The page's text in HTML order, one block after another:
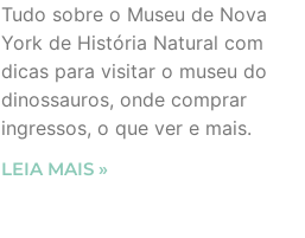
Tudo sobre o Museu de Nova
York de História Natural com
dicas para visitar o museu do
dinossauros, onde comprar
ingressos, o que ver e mais.
LEIA MAIS »